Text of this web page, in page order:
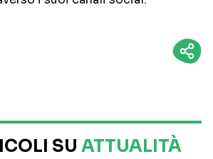
SU ATTUALITÀ